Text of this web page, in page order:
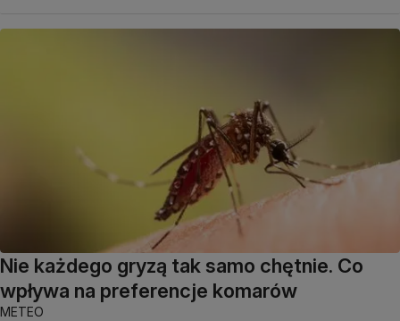
Nie każdego gryzą tak samo chętnie. Co
wpływa na preferencje komarów
METEO